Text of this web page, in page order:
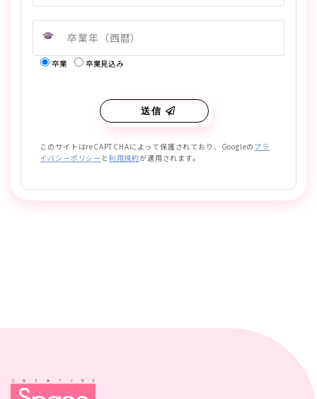
卒業年（西暦）
卒業 卒業見込み
送信
このサイトはreCAPTCHAによって保護されており、Googleの プラ
イバシーポリシー と利用規約が適用されます。